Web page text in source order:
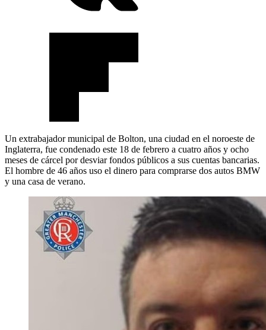
Un extrabajador municipal de Bolton, una ciudad en el noroeste de
Inglaterra, fue condenado este 18 de febrero a cuatro años y ocho
meses de cárcel por desviar fondos públicos a sus cuentas bancarias.
El hombre de 46 años uso el dinero para comprarse dos autos BMW
y una casa de verano.